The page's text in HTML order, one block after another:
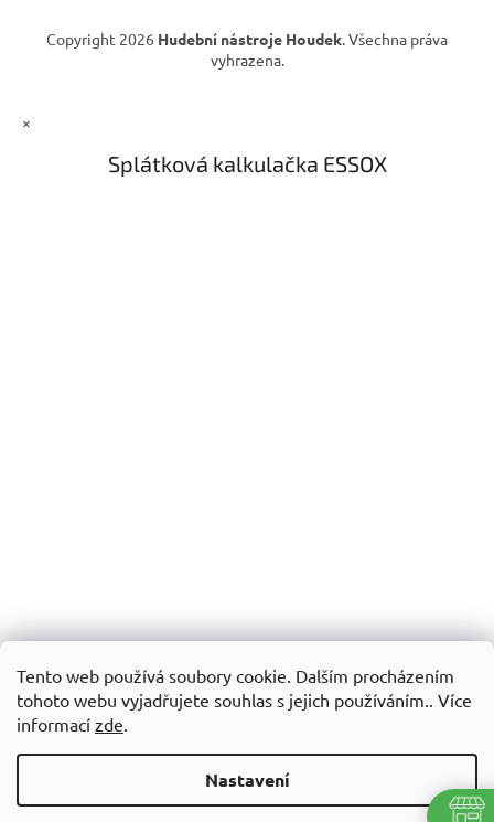
Tento web používá soubory cookie. Dalším procházením
tohoto webu vyjadřujete souhlas s jejich používáním.. Více
informací zde.
Nastavení
Copyright 2026 Hudební nástroje Houdek. Všechna práva
vyhrazena.
×
Splátková kalkulačka ESSOX